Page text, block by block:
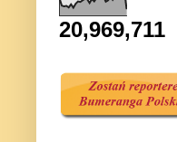
20,969,711